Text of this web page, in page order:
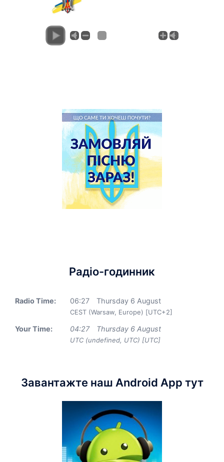
Радіо-годинник
Radio Time: 06:27 Thursday 6 August
CEST (Warsaw, Europe) [UTC+2]
Your Time: 04:27 Thursday 6 August
UTC (undefined, UTC) [UTC]
Завантажте наш Android App тут